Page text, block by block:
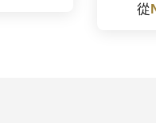
從